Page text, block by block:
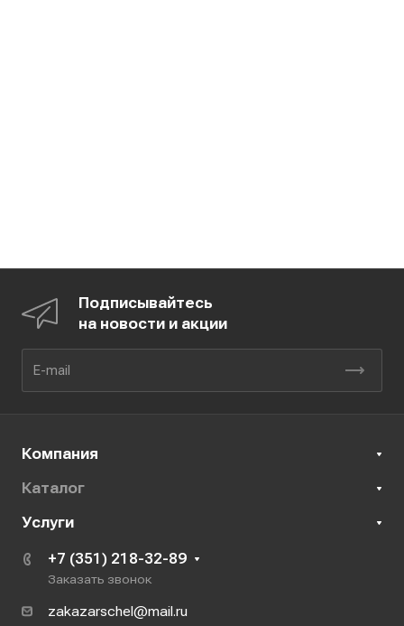
Подписывайтесь
на новости и акции
Компания
Каталог
Услуги
+7 (351) 218-32-89
Заказать звонок
zakazarschel@mail.ru